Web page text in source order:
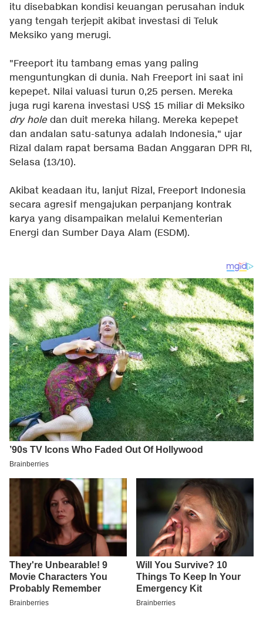
itu disebabkan kondisi keuangan perusahan induk
yang tengah terjepit akibat investasi di Teluk
Meksiko yang merugi.
"Freeport itu tambang emas yang paling
menguntungkan di dunia. Nah Freeport ini saat ini
kepepet. Nilai valuasi turun 0,25 persen. Mereka
juga rugi karena investasi US$ 15 miliar di Meksiko
dry hole dan duit mereka hilang. Mereka kepepet
dan andalan satu-satunya adalah Indonesia," ujar
Rizal dalam rapat bersama Badan Anggaran DPR RI,
Selasa (13/10).
Akibat keadaan itu, lanjut Rizal, Freeport Indonesia
secara agresif mengajukan perpanjang kontrak
karya yang disampaikan melalui Kementerian
Energi dan Sumber Daya Alam (ESDM).